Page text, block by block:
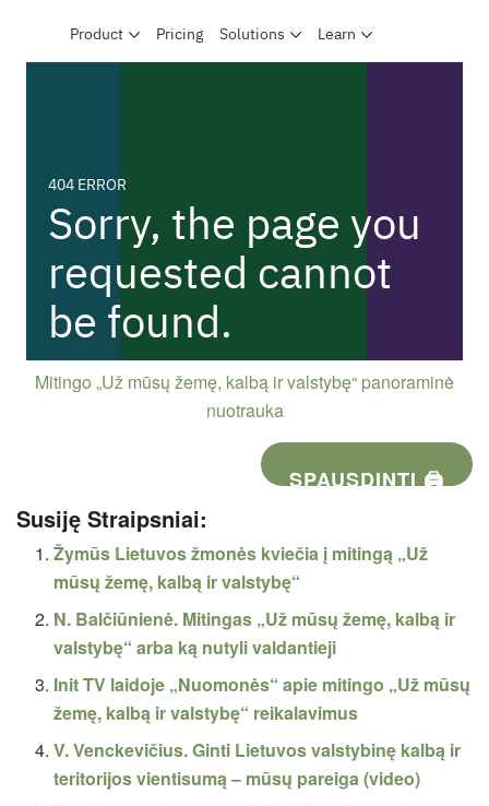
Mitingo „Už mūsų žemę, kalbą ir valstybę“ panoraminė
nuotrauka
SPAUSDINTI 🖨
Susiję Straipsniai:
Žymūs Lietuvos žmonės kviečia į mitingą „Už
mūsų žemę, kalbą ir valstybę“
N. Balčiūnienė. Mitingas „Už mūsų žemę, kalbą ir
valstybę“ arba ką nutyli valdantieji
Init TV laidoje „Nuomonės“ apie mitingo „Už mūsų
žemę, kalbą ir valstybę“ reikalavimus
V. Venckevičius. Ginti Lietuvos valstybinę kalbą ir
teritorijos vientisumą – mūsų pareiga (video)